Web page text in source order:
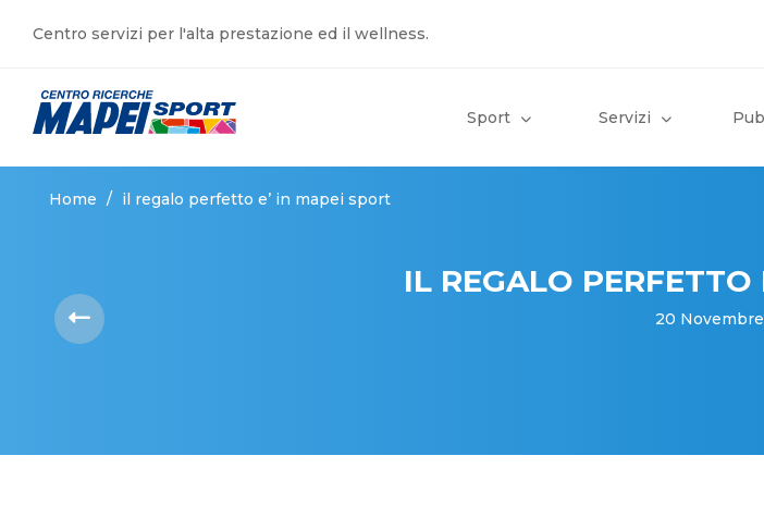
Centro servizi per l'alta prestazione ed il wellness.
Sport Servizi
Home / il regalo perfetto e’ in mapei sport
IL REGALO PERFETTO
20